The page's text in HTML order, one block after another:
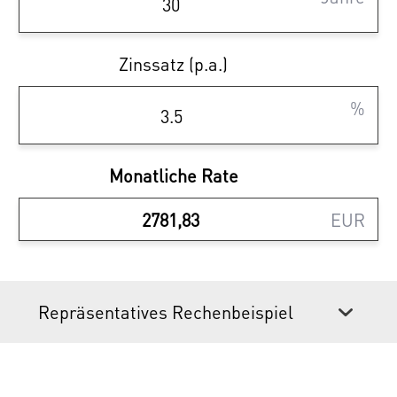
Sparen Sie 3,6% | provisionsfrei
- Provisionsfrei! Alle Eigentumsobjekte
werden ohne Provision (3,6% inkl. MwSt.)
Zinssatz (p.a.)
%
Monatliche Rate
EUR
Repräsentatives Rechenbeispiel